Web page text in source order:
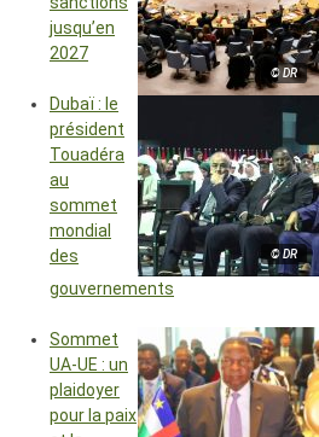
© DR
jusqu’en
2027
© DR
Dubaï : le
président
Touadéra
au
sommet
mondial
des
gouvernements
Sommet
UA-UE : un
plaidoyer
pour la paix